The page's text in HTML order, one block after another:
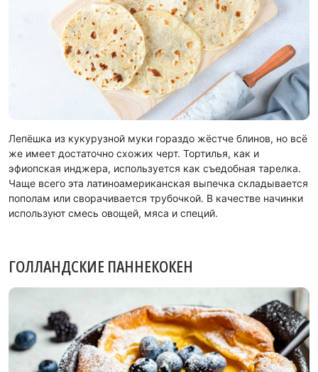
Лепёшка из кукурузной муки гораздо жёстче блинов, но всё
же имеет достаточно схожих черт. Тортилья, как и
эфиопская инджера, используется как съедобная тарелка.
Чаще всего эта латиноамериканская выпечка складывается
пополам или сворачивается трубочкой. В качестве начинки
используют смесь овощей, мяса и специй.
ГОЛЛАНДСКИЕ ПАННЕКОКЕН